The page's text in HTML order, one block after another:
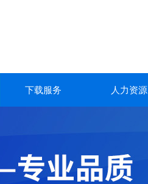
下载服务 人力资源